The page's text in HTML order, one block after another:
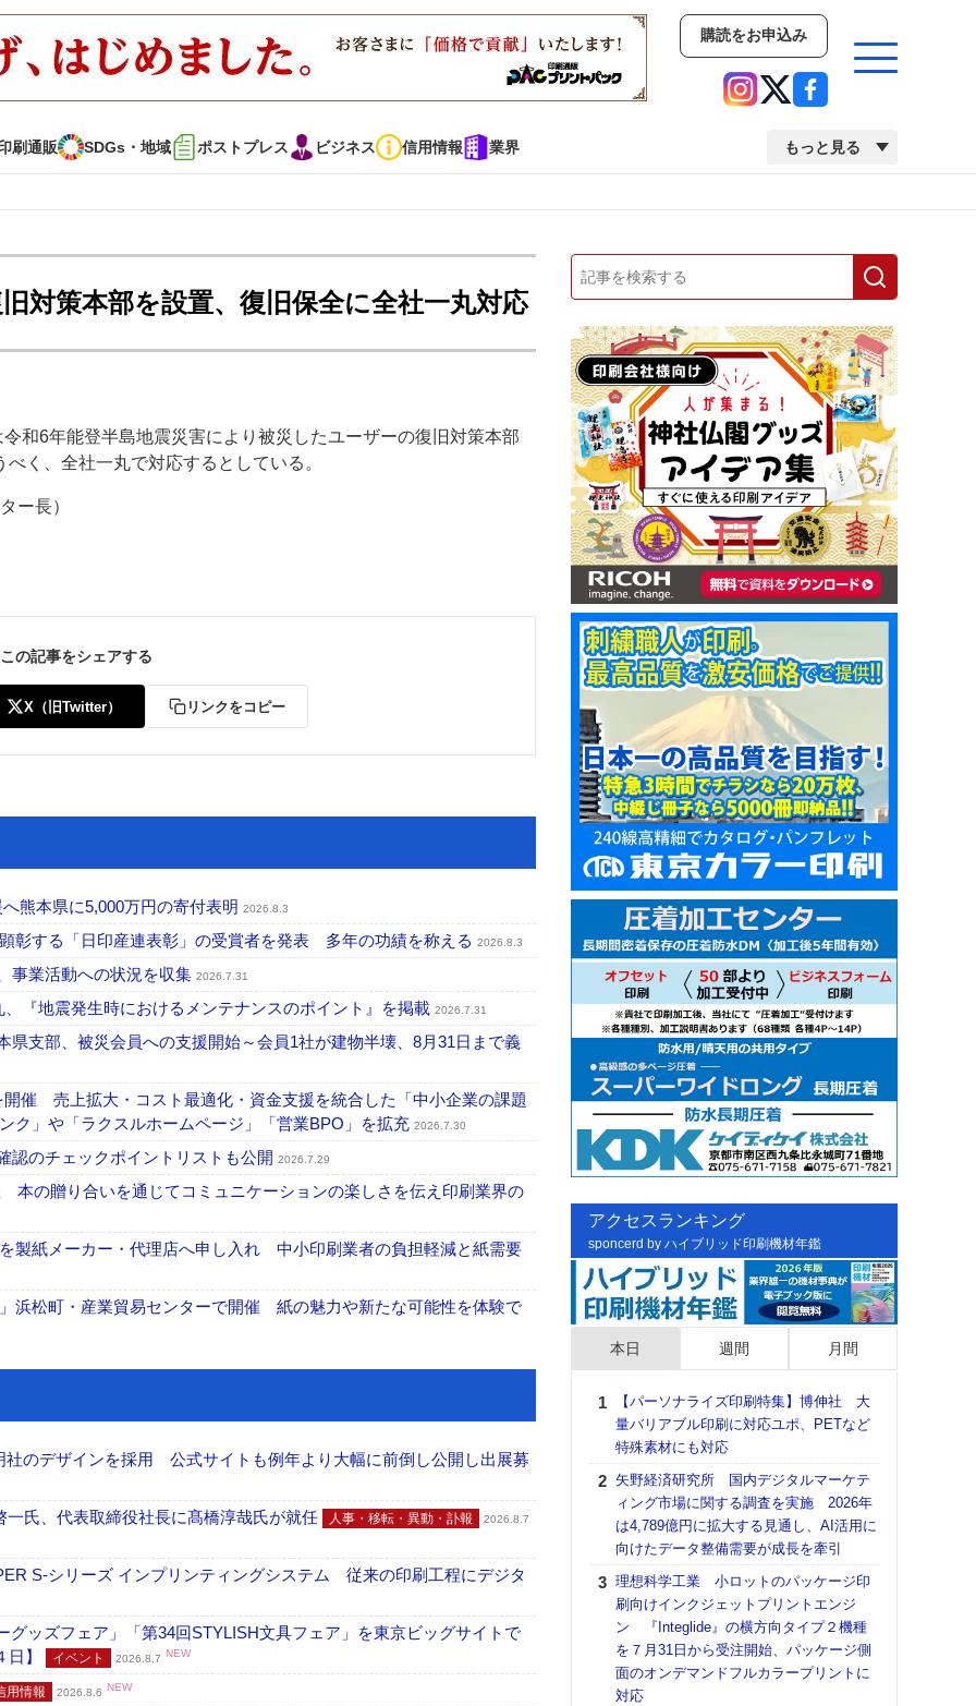
購読をお申込み
刷通販 SDGs・地域 ポストプレス ビジネス 信用情報 業界 もっと見る
イベント
インタビュー コレクション
販 SDGs・地域 ポストプレス ビジネス イベント 信用情報 業界 市場・統計 人事・移転・異動・訃報
勝負！ ～多様なビジネス・多彩な商材～ JAPAN PACK 2023 特集 中古印刷機・製本機特集
2022 検査・校正特集
お問い合わせ
対策本部を設置、復旧保全に全社一丸対応
和6年能登半島地震災害により被災したユーザーの復旧対策本部
く、全社一丸で対応するとしている。
ー長）
この記事をシェアする
X（旧Twitter） リンクをコピー
熊本県に5,000万円の寄付表明 2026.8.3
彰する「日印産連表彰」の受賞者を発表 多年の功績を称える 2026.8.3
事業活動への状況を収集 2026.7.31
『地震発生時におけるメンテナンスのポイント』を掲載 2026.7.31
支部、被災会員への支援開始～会員1社が建物半壊、8月31日まで義
催 売上拡大・コスト最適化・資金支援を統合した「中小企業の課題
ク」や「ラクスルホームページ」「営業BPO」を拡充 2026.7.30
認のチェックポイントリストも公開 2026.7.29
の贈り合いを通じてコミュニケーションの楽しさを伝え印刷業界の
製紙メーカー・代理店へ申し入れ 中小印刷業者の負担軽減と紙需要
浜松町・産業貿易センターで開催 紙の魅力や新たな可能性を体験で
のデザインを採用 公式サイトも例年より大幅に前倒し公開し出展募
氏、代表取締役社長に髙橋淳哉氏が就任 人事・移転・異動・訃報
2026.8.7
S-シリーズ インプリンティングシステム 従来の印刷工程にデジタ
ッズフェア」「第34回STYLISH文具フェア」を東京ビッグサイトで
日】
イベント 2026.8.7 NEW
用情報 2026.8.6 NEW
アクセスランキング
sponcerd by ハイブリッド印刷機材年鑑
本日 週間 月間
【パーソナライズ印刷特集】博伸社 大
量バリアブル印刷に対応ユポ、PETなど
特殊素材にも対応
矢野経済研究所 国内デジタルマーケテ
ィング市場に関する調査を実施 2026年
は4,789億円に拡大する見通し、AI活用に
向けたデータ整備需要が成長を牽引
理想科学工業 小ロットのパッケージ印
刷向けインクジェットプリントエンジ
ン 『Integlide』の横方向タイプ２機種
を７月31日から受注開始、パッケージ側
面のオンデマンドフルカラープリントに
対応